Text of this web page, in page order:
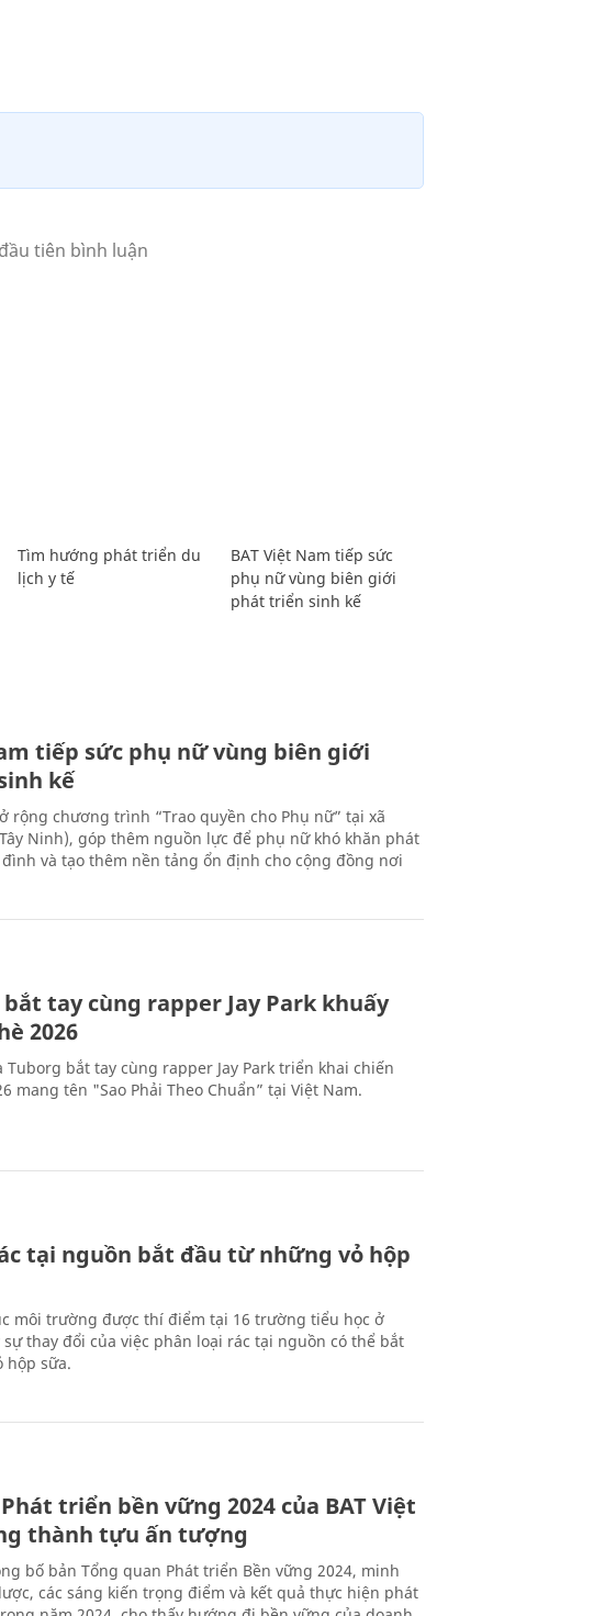
Tìm hướng phát triển du
lịch y tế
BAT Việt Nam tiếp sức
phụ nữ vùng biên giới
phát triển sinh kế
tiếp sức phụ nữ vùng biên giới
kế
rộng chương trình “Trao quyền cho Phụ nữ” tại xã
Ninh), góp thêm nguồn lực để phụ nữ khó khăn phát
và tạo thêm nền tảng ổn định cho cộng đồng nơi
tay cùng rapper Jay Park khuấy
2026
bắt tay cùng rapper Jay Park triển khai chiến
mang tên "Sao Phải Theo Chuẩn” tại Việt Nam.
tại nguồn bắt đầu từ những vỏ hộp
môi trường được thí điểm tại 16 trường tiểu học ở
sự thay đổi của việc phân loại rác tại nguồn có thể bắt
hộp sữa.
triển bền vững 2024 của BAT Việt
thành tựu ấn tượng
bố bản Tổng quan Phát triển Bền vững 2024, minh
các sáng kiến trọng điểm và kết quả thực hiện phát